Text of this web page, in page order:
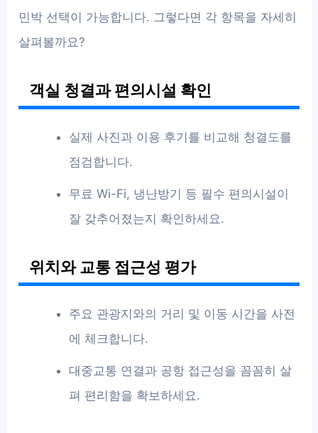
민박 선택이 가능합니다. 그렇다면 각 항목을 자세히
살펴볼까요?
객실 청결과 편의시설 확인
실제 사진과 이용 후기를 비교해 청결도를
점검합니다.
무료 Wi-Fi, 냉난방기 등 필수 편의시설이
잘 갖추어졌는지 확인하세요.
위치와 교통 접근성 평가
주요 관광지와의 거리 및 이동 시간을 사전
에 체크합니다.
대중교통 연결과 공항 접근성을 꼼꼼히 살
펴 편리함을 확보하세요.